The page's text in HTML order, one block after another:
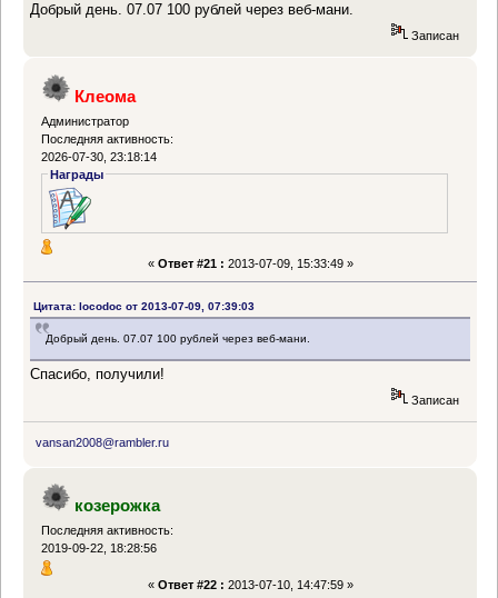
Добрый день. 07.07 100 рублей через веб-мани.
Записан
Клеома
Администратор
Последняя активность:
2026-07-30, 23:18:14
Награды
« Ответ #21 : 2013-07-09, 15:33:49 »
Цитата: locodoc от 2013-07-09, 07:39:03
Добрый день. 07.07 100 рублей через веб-мани.
Спасибо, получили!
Записан
vansan2008@rambler.ru
козерожка
Последняя активность:
2019-09-22, 18:28:56
« Ответ #22 : 2013-07-10, 14:47:59 »